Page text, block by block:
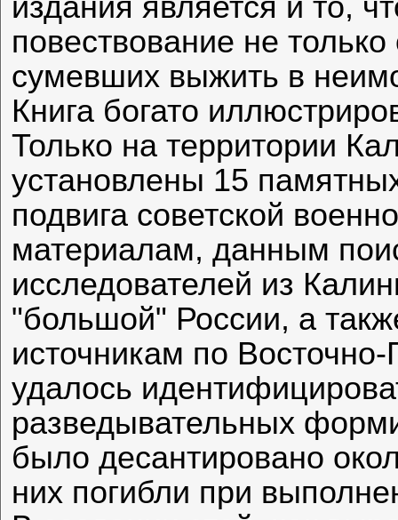
повествование не
сумевших выжить в
Книга богато
Только на территории
установлены 15
подвига советской
материалам, данным
исследователей из
"большой" России, а
источникам по
удалось
разведывательных
было десантировано
них погибли при